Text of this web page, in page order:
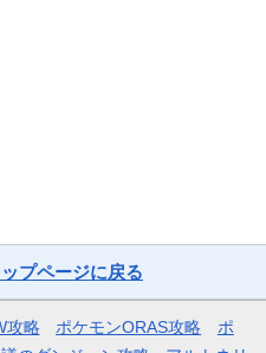
プページに戻る
攻略 ポケモンORAS攻略
ポ